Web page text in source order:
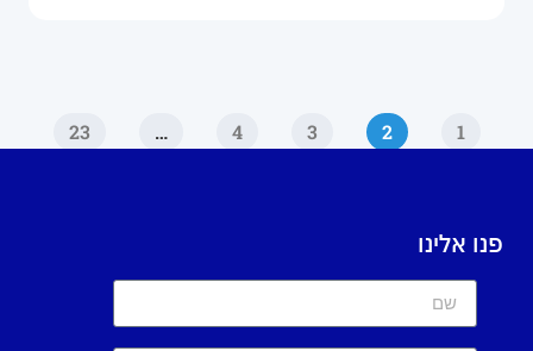
1
2
3
4
…
23
פנו אלינו